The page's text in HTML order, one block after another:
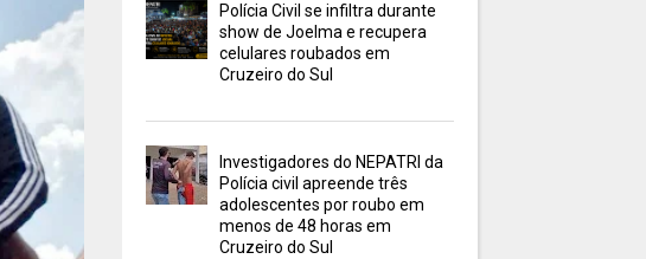
Polícia Civil se infiltra durante
show de Joelma e recupera
celulares roubados em
Cruzeiro do Sul
Investigadores do NEPATRI da
Polícia civil apreende três
adolescentes por roubo em
menos de 48 horas em
Cruzeiro do Sul